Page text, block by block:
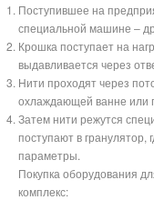
Поступившее на
специальной машине –
Крошка поступает на
выдавливается через
Нити проходят через
охлаждающей ванне или
Затем нити режутся
поступают в
параметры.
Покупка оборудования
комплекс: